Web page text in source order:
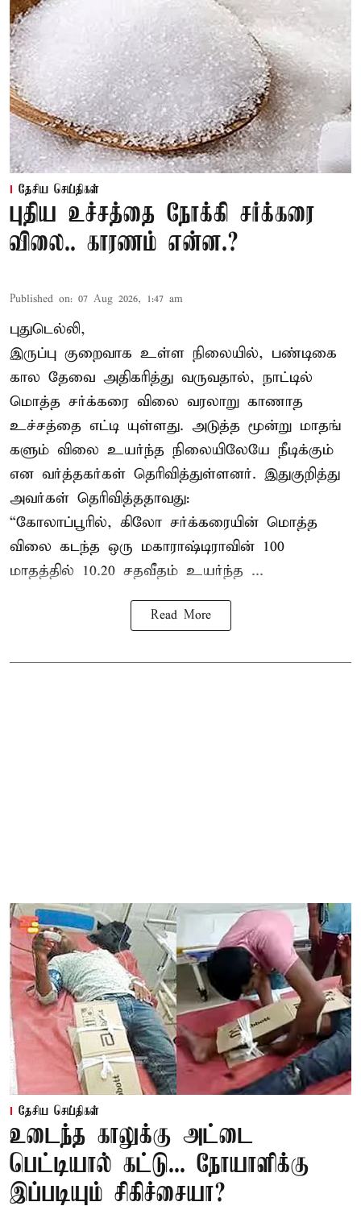
தேசிய செய்திகள்
புதிய உச்சத்தை நோக்கி சர்க்கரை
விலை.. காரணம் என்ன.?
Published on: 07 Aug 2026, 1:47 am
புதுடெல்லி,
இருப்பு குறைவாக உள்ள நிலையில், பண்டிகை
கால தேவை அதிகரித்து வருவதால், நாட்டில்
மொத்த சர்க்கரை விலை வரலாறு காணாத
உச்சத்தை எட்டி யுள்ளது. அடுத்த மூன்று மாதங்
களும் விலை உயர்ந்த நிலையிலேயே நீடிக்கும்
என வர்த்தகர்கள் தெரிவித்துள்ளனர். இதுகுறித்து
அவர்கள் தெரிவித்ததாவது:
“கோலாப்பூரில், கிலோ சர்க்கரையின் மொத்த
விலை கடந்த ஒரு மகாராஷ்டிராவின் 100
மாதத்தில் 10.20 சதவீதம் உயர்ந்த ...
Read More
தேசிய செய்திகள்
உடைந்த காலுக்கு அட்டை
பெட்டியால் கட்டு... நோயாளிக்கு
இப்படியும் சிகிச்சையா?